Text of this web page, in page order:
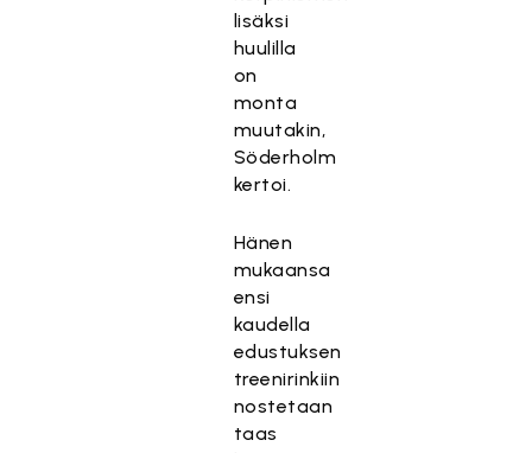
lisäksi
huulilla
on
monta
muutakin,
Söderholm
kertoi.
Hänen
mukaansa
ensi
kaudella
edustuksen
treenirinkiin
nostetaan
taas